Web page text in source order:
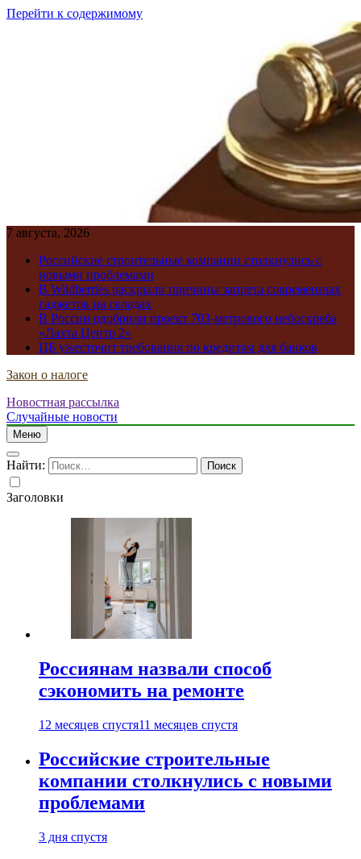
Перейти к содержимому
7 августа, 2026
Российские строительные компании столкнулись с
новыми проблемами
В Wildberries раскрыли причины запрета современных
гаджетов на складах
В России одобрили проект 703-метрового небоскреба
«Лахта Центр 2»
ЦБ ужесточит требования по кредитам для банков
Закон о налоге
Новостная рассылка
Случайные новости
Меню
Найти:
Заголовки
Россиянам назвали способ
сэкономить на ремонте
12 месяцев спустя11 месяцев спустя
Российские строительные
компании столкнулись с новыми
проблемами
3 дня спустя